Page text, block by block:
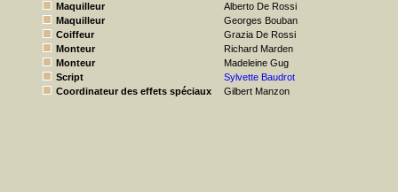
Maquilleur
Alberto De Rossi
Maquilleur
Georges Bouban
Coiffeur
Grazia De Rossi
Monteur
Richard Marden
Monteur
Madeleine Gug
Script
Sylvette Baudrot
Coordinateur des effets spéciaux
Gilbert Manzon